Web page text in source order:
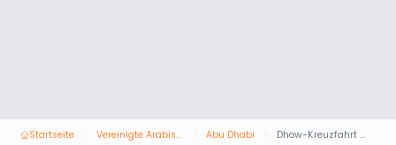
Startseite Vereinigte Arabische Emirate Abu Dhabi Dhow-Kreuzfahrt Abu Dhabi Yas Insel (5 Sterne)